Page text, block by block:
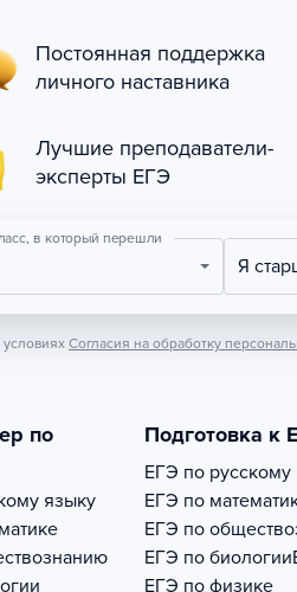
Постоянная поддержка
личного наставника
Лучшие преподаватели-
эксперты ЕГЭ
в который перешли
Я
Согласия на обработку
по
языку
Подготовка к
ЕГЭ по русскому
ЕГЭ по
ЕГЭ по
ЕГЭ по биологии
ЕГЭ по физике